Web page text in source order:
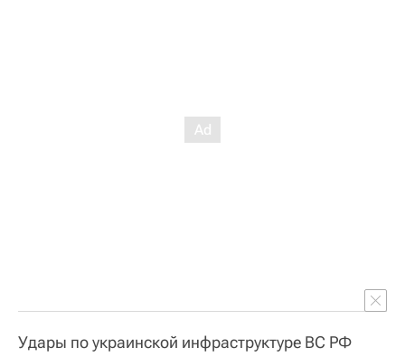
Удары по украинской инфраструктуре ВС РФ